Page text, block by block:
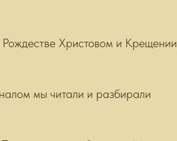
Христовом и Крещении
мы читали и разбирали